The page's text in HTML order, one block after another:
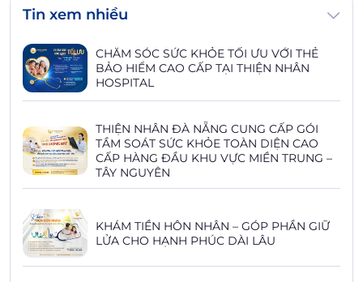
Tin xem nhiều
CHĂM SÓC SỨC KHỎE TỐI ƯU VỚI THẺ
BẢO HIỂM CAO CẤP TẠI THIỆN NHÂN
HOSPITAL
THIỆN NHÂN ĐÀ NẴNG CUNG CẤP GÓI
TẦM SOÁT SỨC KHỎE TOÀN DIỆN CAO
CẤP HÀNG ĐẦU KHU VỰC MIỀN TRUNG –
TÂY NGUYÊN
KHÁM TIỀN HÔN NHÂN – GÓP PHẦN GIỮ
LỬA CHO HẠNH PHÚC DÀI LÂU